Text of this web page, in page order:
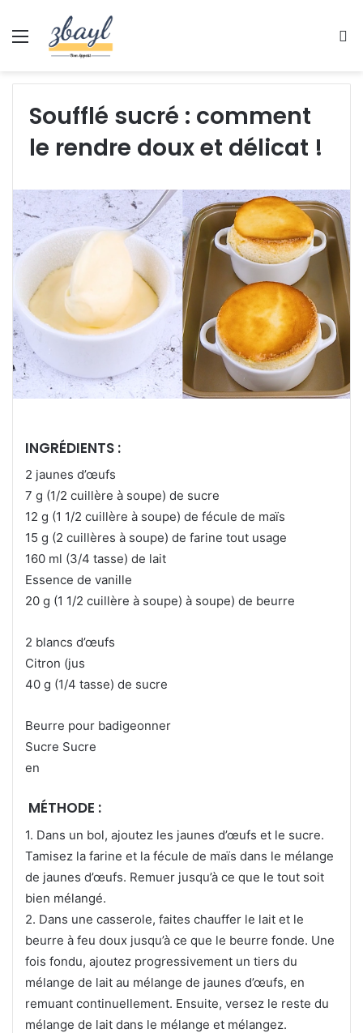
Menu
Soufflé sucré : comment
le rendre doux et délicat !
INGRÉDIENTS :
2 jaunes d’œufs
7 g (1/2 cuillère à soupe) de sucre
12 g (1 1/2 cuillère à soupe) de fécule de maïs
15 g (2 cuillères à soupe) de farine tout usage
160 ml (3/4 tasse) de lait
Essence de vanille
20 g (1 1/2 cuillère à soupe) à soupe) de beurre
2 blancs d’œufs
Citron (jus
40 g (1/4 tasse) de sucre
Beurre pour badigeonner
Sucre Sucre
en
MÉTHODE :
1. Dans un bol, ajoutez les jaunes d’œufs et le sucre.
Tamisez la farine et la fécule de maïs dans le mélange
de jaunes d’œufs. Remuer jusqu’à ce que le tout soit
bien mélangé.
2. Dans une casserole, faites chauffer le lait et le
beurre à feu doux jusqu’à ce que le beurre fonde. Une
fois fondu, ajoutez progressivement un tiers du
mélange de lait au mélange de jaunes d’œufs, en
remuant continuellement. Ensuite, versez le reste du
mélange de lait dans le mélange et mélangez.